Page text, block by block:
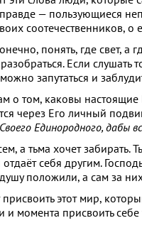
— пользующиеся
соотечественников, о
понять, где свет, а
Если слушать
запутаться и
о том, каковы
через Его личный
Единородного, дабы
а тьма хочет
себя другим.
положили, а сам за
этот мир,
момента присвоить